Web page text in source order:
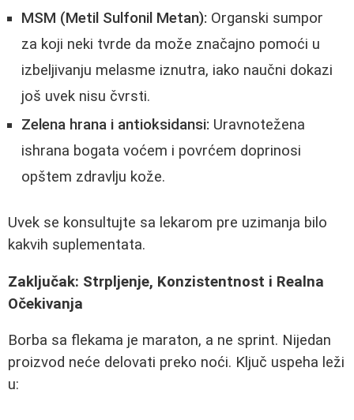
MSM (Metil Sulfonil Metan): Organski sumpor
za koji neki tvrde da može značajno pomoći u
izbeljivanju melasme iznutra, iako naučni dokazi
još uvek nisu čvrsti.
Zelena hrana i antioksidansi: Uravnotežena
ishrana bogata voćem i povrćem doprinosi
opštem zdravlju kože.
Uvek se konsultujte sa lekarom pre uzimanja bilo
kakvih suplementata.
Zaključak: Strpljenje, Konzistentnost i Realna
Očekivanja
Borba sa flekama je maraton, a ne sprint. Nijedan
proizvod neće delovati preko noći. Ključ uspeha leži
u: